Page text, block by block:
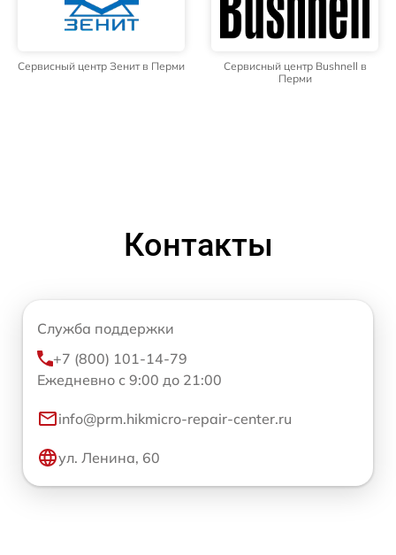
Сервисный центр Зенит в Перми
Сервисный центр Bushnell в
Перми
Контакты
Служба поддержки
+7 (800) 101-14-79
Ежедневно с 9:00 до 21:00
info@prm.hikmicro-repair-center.ru
ул. Ленина, 60